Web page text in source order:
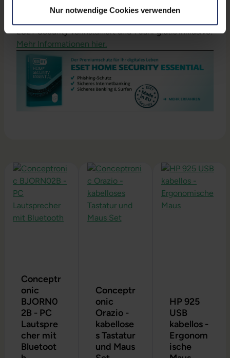
Nur notwendige Cookies verwenden
ESET Security vorinstalliert und 1 Jahr gratis inklusive!
Mehr Informationen hier.
Produktgalerie überspringen
Conceptr
onic
BJORN0
2B - PC
Lautspre
cher mit
Bluetoot
Conceptr
onic
Orazio -
kabellose
s Tastatur
und Maus
HP 925
USB
kabellos -
Ergonom
ische